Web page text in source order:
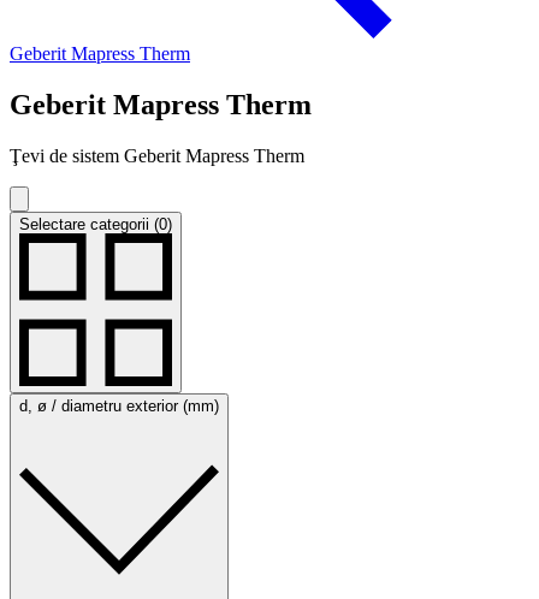
Geberit Mapress Therm
Geberit Mapress Therm
Ţevi de sistem Geberit Mapress Therm
Selectare categorii (0)
d, ø / diametru exterior (mm)